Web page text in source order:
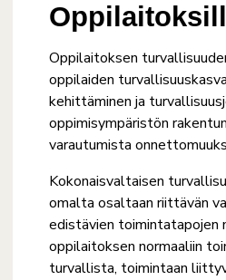
Oppilaitoksen
oppilaiden
kehittäminen ja
oppimisympäristön
varautumista
Kokonaisvaltaisen
omalta osaltaan riittävän
edistävien toimintatapojen
oppilaitoksen normaaliin
turvallista, toimintaan